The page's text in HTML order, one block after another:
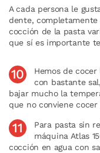
A cada persona le
dente,
cocción de la pasta
que sí es importante
Hemos de
con bastante
bajar mucho la
que no conviene
Para pasta sin
máquina Atlas
cocción en agua con